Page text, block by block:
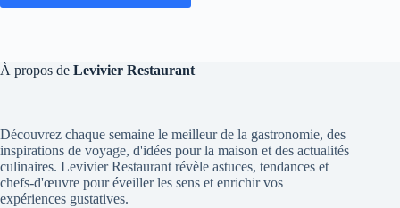
À propos de Levivier Restaurant
Découvrez chaque semaine le meilleur de la gastronomie, des
inspirations de voyage, d'idées pour la maison et des actualités
culinaires. Levivier Restaurant révèle astuces, tendances et
chefs-d'œuvre pour éveiller les sens et enrichir vos
expériences gustatives.